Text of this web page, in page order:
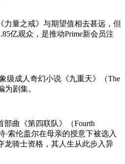
力量之戒》与期望值相去甚远，但
亿观众，是推动Prime新会员注
级成人奇幻小说《九重天》（The
为剧集。
曲《第四联队》（Fourth
·索伦盖尔在母亲的授意下被选入
龙骑士资格，其人生从此步入异